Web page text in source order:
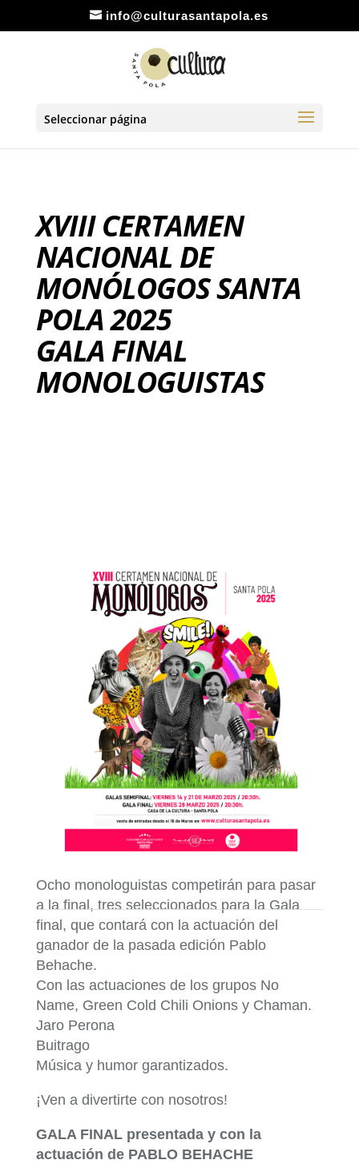
info@culturasantapola.es
Seleccionar página
XVIII CERTAMEN
NACIONAL DE
MONÓLOGOS SANTA
POLA 2025
GALA FINAL
MONOLOGUISTAS
Ocho monologuistas competirán para pasar
a la final, tres seleccionados para la Gala
final, que contará con la actuación del
ganador de la pasada edición Pablo
Behache.
Con las actuaciones de los grupos No
Name, Green Cold Chili Onions y Chaman.
Jaro Perona
Buitrago
Música y humor garantizados.
¡Ven a divertirte con nosotros!
GALA FINAL presentada y con la
actuación de PABLO BEHACHE